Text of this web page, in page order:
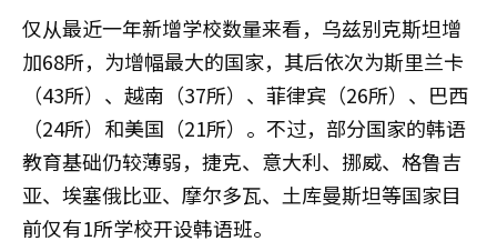
仅从最近一年新增学校数量来看，乌兹别克斯坦增
加68所，为增幅最大的国家，其后依次为斯里兰卡
（43所）、越南（37所）、菲律宾（26所）、巴西
（24所）和美国（21所）。不过，部分国家的韩语
教育基础仍较薄弱，捷克、意大利、挪威、格鲁吉
亚、埃塞俄比亚、摩尔多瓦、土库曼斯坦等国家目
前仅有1所学校开设韩语班。